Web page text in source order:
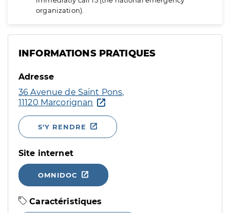
organization).
INFORMATIONS PRATIQUES
Adresse
36 Avenue de Saint Pons,
11120 Marcorignan
S'Y RENDRE
Site internet
OMNIDOC
Caractéristiques